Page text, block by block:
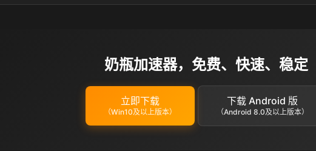
奶瓶加速器，免费、快速、稳定
立即下载
（Win10及以上版本）
下载 Android 版
（Android 8.0及以上版本）